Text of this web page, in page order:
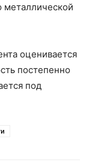
оценивается
постепенно
под